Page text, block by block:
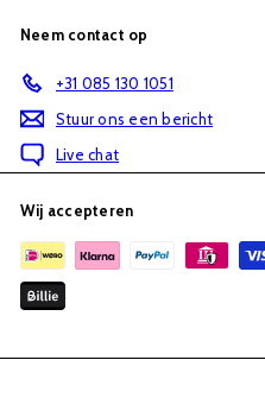
Neem contact op
+31 085 130 1051
Stuur ons een bericht
Live chat
Wij accepteren